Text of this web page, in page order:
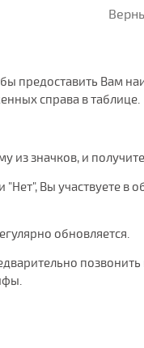
предоставить
справа в таблице.
из значков, и
Вы участвуете в
обновляется.
позвонить